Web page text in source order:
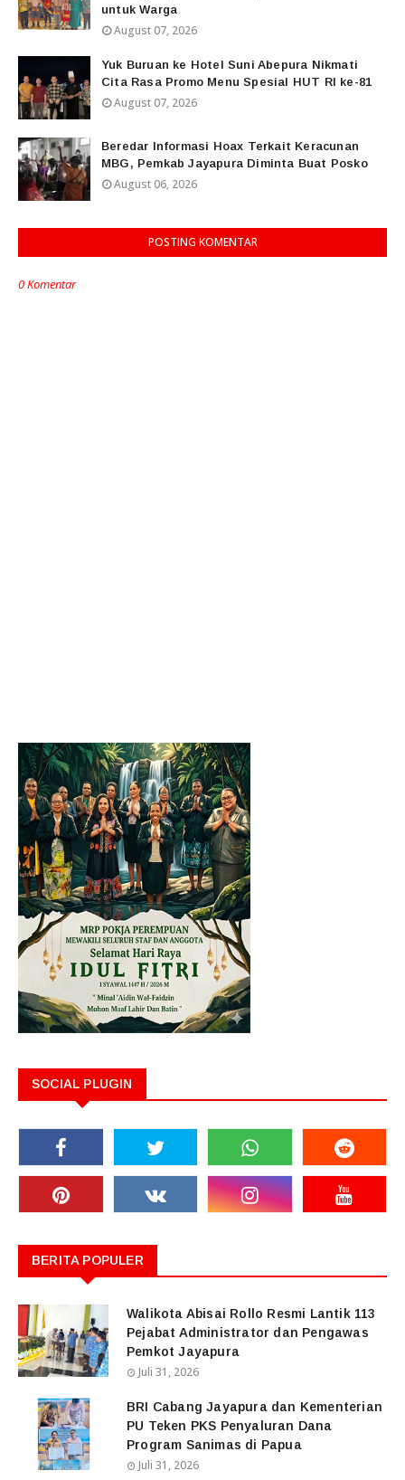
untuk Warga
August 07, 2026
Yuk Buruan ke Hotel Suni Abepura Nikmati
Cita Rasa Promo Menu Spesial HUT RI ke-81
August 07, 2026
Beredar Informasi Hoax Terkait Keracunan
MBG, Pemkab Jayapura Diminta Buat Posko
August 06, 2026
POSTING KOMENTAR
0 Komentar
SOCIAL PLUGIN
BERITA POPULER
Walikota Abisai Rollo Resmi Lantik 113
Pejabat Administrator dan Pengawas
Pemkot Jayapura
Juli 31, 2026
BRI Cabang Jayapura dan Kementerian
PU Teken PKS Penyaluran Dana
Program Sanimas di Papua
Juli 31, 2026